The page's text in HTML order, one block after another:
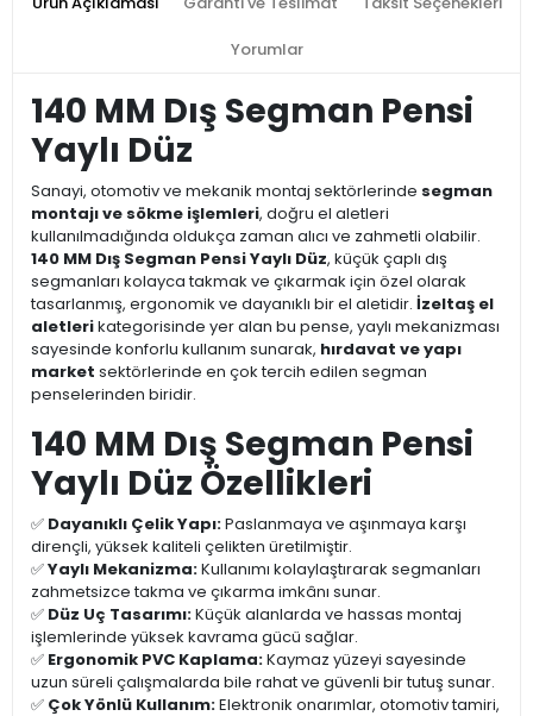
Yorumlar
140 MM Dış Segman Pensi
Yaylı Düz
Sanayi, otomotiv ve mekanik montaj sektörlerinde segman
montajı ve sökme işlemleri, doğru el aletleri
kullanılmadığında oldukça zaman alıcı ve zahmetli olabilir.
140 MM Dış Segman Pensi Yaylı Düz, küçük çaplı dış
segmanları kolayca takmak ve çıkarmak için özel olarak
tasarlanmış, ergonomik ve dayanıklı bir el aletidir. İzeltaş el
aletlerikategorisinde yer alan bu pense, yaylı mekanizması
sayesinde konforlu kullanım sunarak, hırdavat ve yapı
market sektörlerinde en çok tercih edilen segman
penselerinden biridir.
140 MM Dış Segman Pensi
Yaylı Düz Özellikleri
✅ Dayanıklı Çelik Yapı:Paslanmaya ve aşınmaya karşı
dirençli, yüksek kaliteli çelikten üretilmiştir.
✅Yaylı Mekanizma:Kullanımı kolaylaştırarak segmanları
zahmetsizce takma ve çıkarma imkânı sunar.
✅ Düz Uç Tasarımı:Küçük alanlarda ve hassas montaj
işlemlerinde yüksek kavrama gücü sağlar.
✅ Ergonomik PVC Kaplama:Kaymaz yüzeyi sayesinde
uzun süreli çalışmalarda bile rahat ve güvenli bir tutuş sunar.
✅ Çok Yönlü Kullanım:Elektronik onarımlar, otomotiv tamiri,